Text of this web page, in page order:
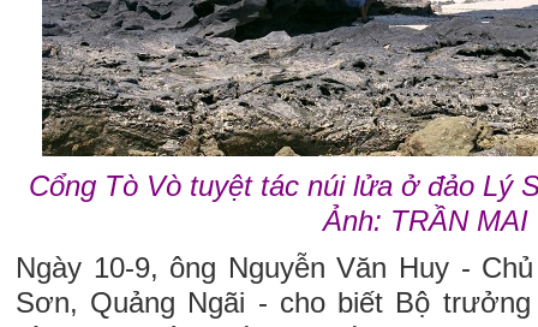
Cổng Tò Vò tuyệt tác núi lửa ở đảo Lý
Ảnh: TRẦN MAI
Ngày 10-9, ông Nguyễn Văn Huy -
Sơn, Quảng Ngãi - cho biết Bộ